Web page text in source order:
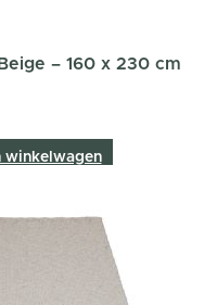
– 160 x 230 cm
winkelwagen